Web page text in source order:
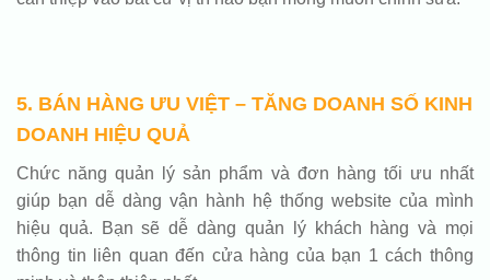
5. BÁN HÀNG ƯU VIỆT – TĂNG DOANH SỐ KINH
DOANH HIỆU QUẢ
Chức năng quản lý sản phẩm và đơn hàng tối ưu nhất
giúp bạn dễ dàng vận hành hệ thống website của mình
hiệu quả. Bạn sẽ dễ dàng quản lý khách hàng và mọi
thông tin liên quan đến cửa hàng của bạn 1 cách thông